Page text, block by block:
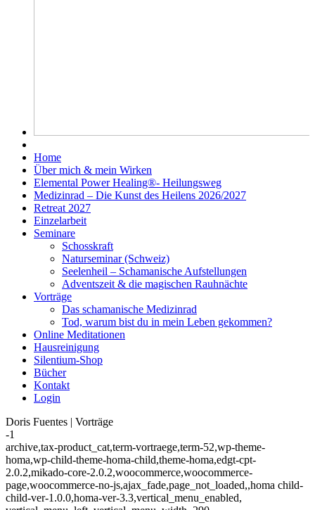
Home
Über mich & mein Wirken
Elemental Power Healing®- Heilungsweg
Medizinrad – Die Kunst des Heilens 2026/2027
Retreat 2027
Einzelarbeit
Seminare
Schosskraft
Naturseminar (Schweiz)
Seelenheil – Schamanische Aufstellungen
Adventszeit & die magischen Rauhnächte
Vorträge
Das schamanische Medizinrad
Tod, warum bist du in mein Leben gekommen?
Online Meditationen
Hausreinigung
Silentium-Shop
Bücher
Kontakt
Login
Doris Fuentes | Vorträge
-1
archive,tax-product_cat,term-vortraege,term-52,wp-theme-
homa,wp-child-theme-homa-child,theme-homa,edgt-cpt-
2.0.2,mikado-core-2.0.2,woocommerce,woocommerce-
page,woocommerce-no-js,ajax_fade,page_not_loaded,,homa child-
child-ver-1.0.0,homa-ver-3.3,vertical_menu_enabled,